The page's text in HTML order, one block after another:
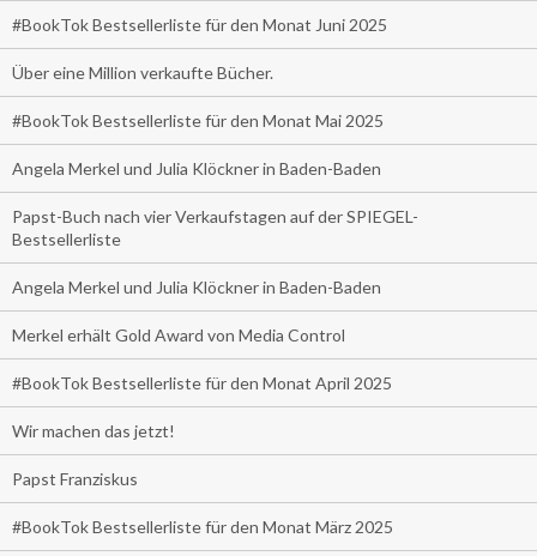
#BookTok Bestsellerliste für den Monat Juni 2025
Über eine Million verkaufte Bücher.
#BookTok Bestsellerliste für den Monat Mai 2025
Angela Merkel und Julia Klöckner in Baden-Baden
Papst-Buch nach vier Verkaufstagen auf der SPIEGEL-
Bestsellerliste
Angela Merkel und Julia Klöckner in Baden-Baden
Merkel erhält Gold Award von Media Control
#BookTok Bestsellerliste für den Monat April 2025
Wir machen das jetzt!
Papst Franziskus
#BookTok Bestsellerliste für den Monat März 2025